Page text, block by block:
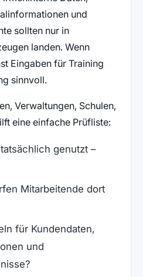
und
sollten nur in
landen. Wenn
Eingaben für Training
sinnvoll.
Verwaltungen, Schulen,
eine einfache Prüfliste:
genutzt –
Mitarbeitende dort
für Kundendaten,
und